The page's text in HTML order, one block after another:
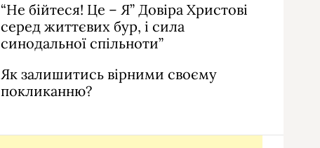
“Не бійтеся! Це – Я” Довіра Христові
серед життєвих бур, і сила
синодальної спільноти”
Як залишитись вірними своєму
покликанню?